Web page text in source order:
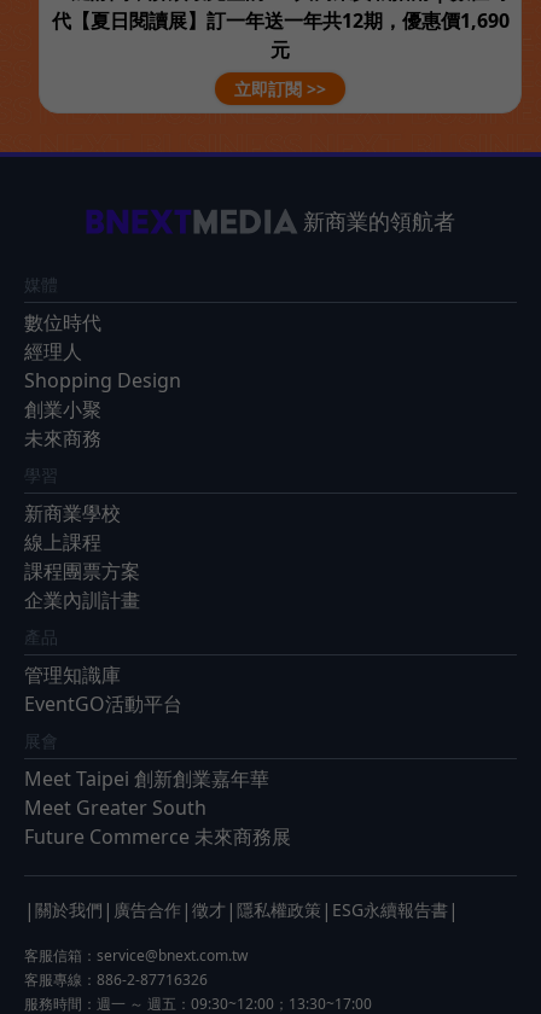
代【夏日閱讀展】訂一年送一年共12期，優惠價1,690
元
立即訂閱 >>
新商業的領航者
媒體
數位時代
經理人
Shopping Design
創業小聚
未來商務
學習
新商業學校
線上課程
課程團票方案
企業內訓計畫
產品
管理知識庫
EventGO活動平台
展會
Meet Taipei 創新創業嘉年華
Meet Greater South
Future Commerce 未來商務展
| 關於我們 | 廣告合作 | 徵才 | 隱私權政策 | ESG永續報告書 |
客服信箱： service@bnext.com.tw
客服專線：886-2-87716326
服務時間：週一 ～ 週五：09:30~12:00；13:30~17:00